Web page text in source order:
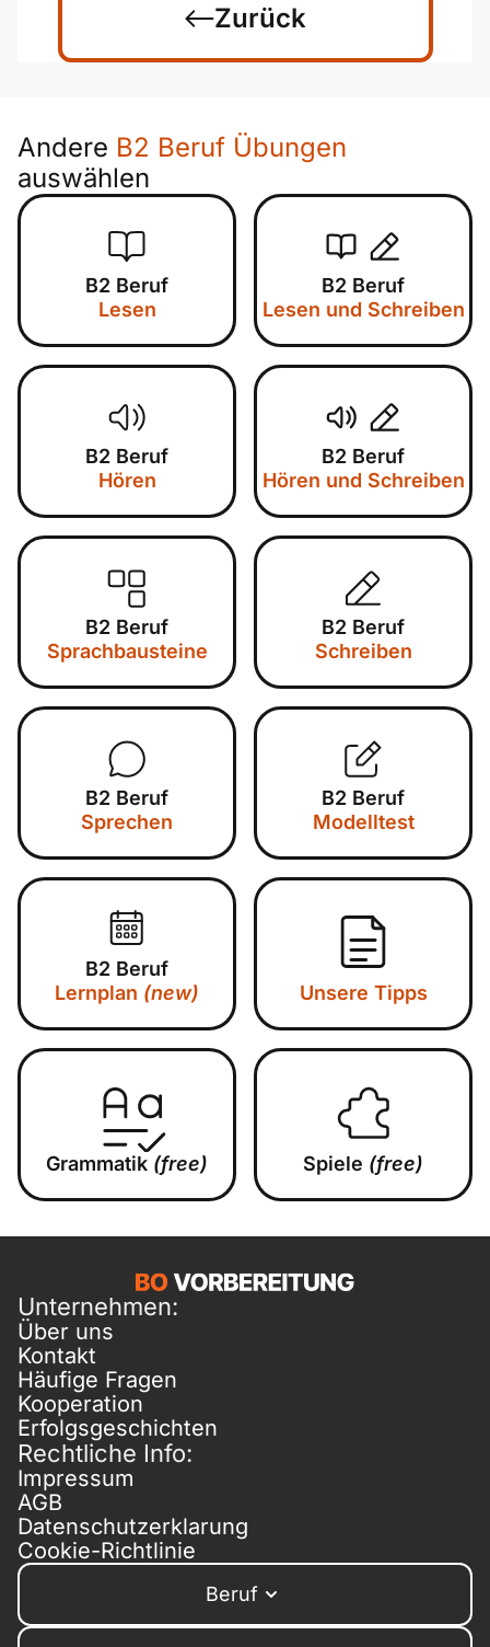
Zurück
Andere B2 Beruf Übungen
auswählen
B2 Beruf
Lesen
B2 Beruf
Lesen und Schreiben
B2 Beruf
Hören
B2 Beruf
Hören und Schreiben
B2 Beruf
Sprachbausteine
B2 Beruf
Schreiben
B2 Beruf
Sprechen
B2 Beruf
Modelltest
B2 Beruf
Lernplan (new) Unsere Tipps
Grammatik (free) Spiele (free)
Unternehmen:
Über uns
Kontakt
Häufige Fragen
Kooperation
Erfolgsgeschichten
Rechtliche Info:
Impressum
AGB
Datenschutzerklarung
Cookie-Richtlinie
Beruf